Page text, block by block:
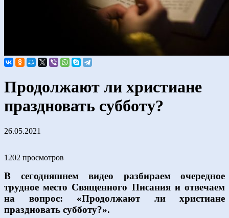
Продолжают ли христиане
праздновать субботу?
26.05.2021
1202 просмотров
В сегодняшнем видео разбираем очередное
трудное место Священного Писания и отвечаем
на вопрос: «Продолжают ли христиане
праздновать субботу?».